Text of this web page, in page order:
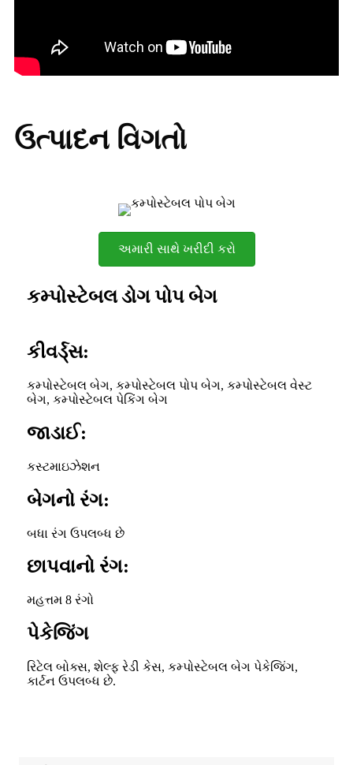
ઉત્પાદન વિગતો
અમારી સાથે ખરીદી કરો
કમ્પોસ્ટેબલ ડોગ પોપ બેગ
કીવર્ડ્સ:
કમ્પોસ્ટેબલ બેગ, કમ્પોસ્ટેબલ પોપ બેગ, કમ્પોસ્ટેબલ વેસ્ટ
બેગ, કમ્પોસ્ટેબલ પેકિંગ બેગ
જાડાઈ:
કસ્ટમાઇઝેશન
બેગનો રંગ:
બધા રંગ ઉપલબ્ધ છે
છાપવાનો રંગ:
મહત્તમ 8 રંગો
પેકેજિંગ
રિટેલ બોક્સ, શેલ્ફ રેડી કેસ, કમ્પોસ્ટેબલ બેગ પેકેજિંગ,
કાર્ટન ઉપલબ્ધ છે.